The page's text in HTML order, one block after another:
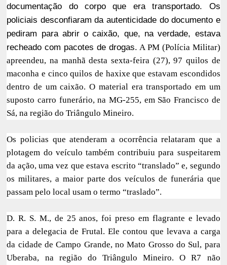
documentação do corpo que era transportado. Os
policiais desconfiaram da autenticidade do documento e
pediram para abrir o caixão, que, na verdade, estava
recheado com pacotes de drogas. A PM (Polícia Militar)
apreendeu, na manhã desta sexta-feira (27), 97 quilos de
maconha e cinco quilos de haxixe que estavam escondidos
dentro de um caixão. O material era transportado em um
suposto carro funerário, na MG-255, em São Francisco de
Sá, na região do Triângulo Mineiro.
Os policias que atenderam a ocorrência relataram que a
plotagem do veículo também contribuiu para suspeitarem
da ação, uma vez que estava escrito “translado” e, segundo
os militares, a maior parte dos veículos de funerária que
passam pelo local usam o termo “traslado”.
D. R. S. M., de 25 anos, foi preso em flagrante e levado
para a delegacia de Frutal. Ele contou que levava a carga
da cidade de Campo Grande, no Mato Grosso do Sul, para
Uberaba, na região do Triângulo Mineiro. O
R7 não